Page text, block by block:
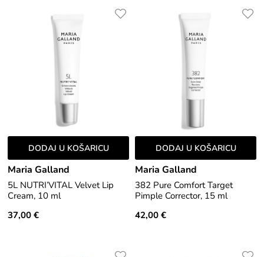
DODAJ U KOŠARICU
Maria Galland
5L NUTRI’VITAL Velvet Lip
Cream, 10 ml
37,00 €
DODAJ U KOŠARICU
Maria Galland
382 Pure Comfort Target
Pimple Corrector, 15 ml
42,00 €